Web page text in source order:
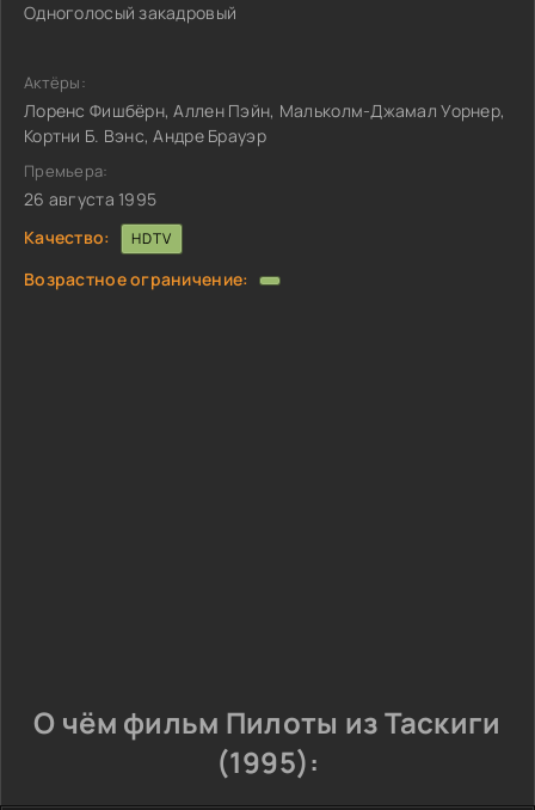
Одноголосый закадровый
Актёры:
Лоренс Фишбёрн, Аллен Пэйн, Мальколм-Джамал Уорнер,
Кортни Б. Вэнс, Андре Брауэр
Премьера:
26 августа 1995
Качество:
HDTV
Возрастное ограничение:
О чём фильм Пилоты из Таскиги
(1995):